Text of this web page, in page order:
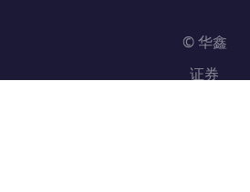
© 华鑫
证券